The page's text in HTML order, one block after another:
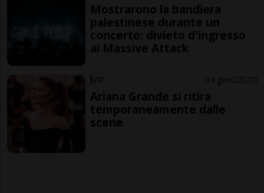
Mostrarono la bandiera
palestinese durante un
concerto: divieto d'ingresso
ai Massive Attack
VIP 4 gior 2 10
Ariana Grande si ritira
temporaneamente dalle
scene